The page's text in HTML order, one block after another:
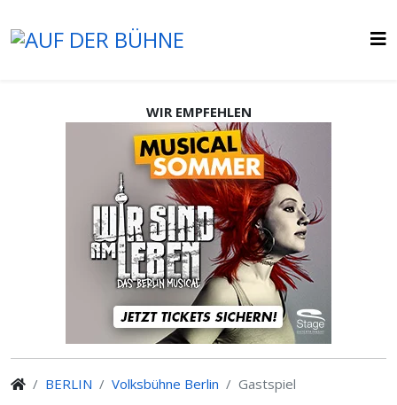
WIR EMPFEHLEN
BERLIN Volksbühne Berlin Gastspiel